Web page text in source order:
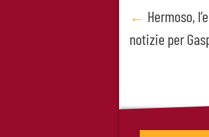
Post
← Hermoso,
notizie per